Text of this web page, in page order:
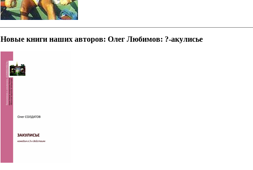
Новые книги наших авторов: Олег Любимов: ?-акулисье